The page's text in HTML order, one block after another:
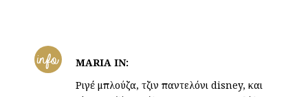
info
MARIA IN:
Ριγέ μπλούζα, τζιν παντελόνι disney, και